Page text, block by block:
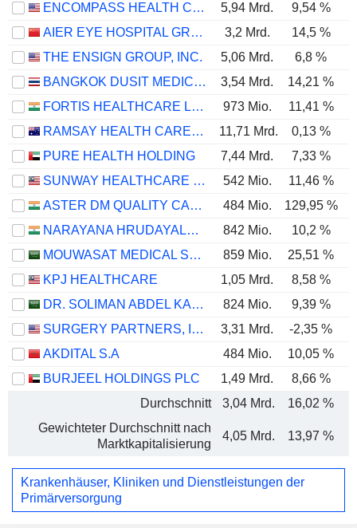
ENCOMPASS HEALTH CORPORATION
5,94 Mrd. 9,54 %
AIER EYE HOSPITAL GROUP CO., LTD.
3,2 Mrd. 14,5 %
THE ENSIGN GROUP, INC.
5,06 Mrd.
6,8 %
BANGKOK DUSIT MEDICAL SERVICES
3,54 Mrd. 14,21 %
FORTIS HEALTHCARE LIMITED
973 Mio. 11,41 %
RAMSAY HEALTH CARE LIMITED
11,71 Mrd. 0,13 %
PURE HEALTH HOLDING
7,44 Mrd. 7,33 %
SUNWAY HEALTHCARE HOLDINGS
542 Mio. 11,46 %
ASTER DM QUALITY CARE LIMITED
484 Mio. 129,95 %
NARAYANA HRUDAYALAYA LIMITED
842 Mio. 10,2 %
MOUWASAT MEDICAL SERVICES COMPANY
859 Mio. 25,51 %
KPJ HEALTHCARE
1,05 Mrd. 8,58 %
DR. SOLIMAN ABDEL KADER FAKEEH HOSPITAL COMPANY
824 Mio. 9,39 %
SURGERY PARTNERS, INC.
3,31 Mrd. -2,35 %
AKDITAL S.A
484 Mio. 10,05 %
BURJEEL HOLDINGS PLC
1,49 Mrd. 8,66 %
Durchschnitt
3,04 Mrd. 16,02 %
Gewichteter Durchschnitt nach
Marktkapitalisierung
4,05 Mrd. 13,97 %
Krankenhäuser, Kliniken und Dienstleistungen der
Primärversorgung